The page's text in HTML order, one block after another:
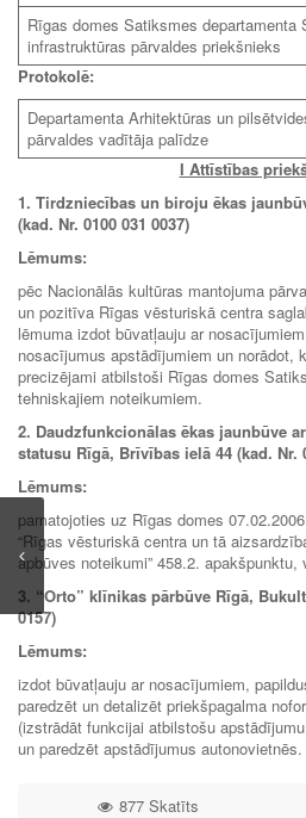
Rīgas domes Satiksmes departamenta
infrastruktūras pārvaldes priekšnieks
Protokolē:
Departamenta Arhitektūras un
pārvaldes vadītāja palīdze
I Attīstības
1. Tirdzniecības un biroju ēkas
(kad. Nr. 0100 031 0037)
Lēmums:
pēc Nacionālās kultūras mantojuma
un pozitīva Rīgas vēsturiskā centra
lēmuma izdot būvatļauju ar
nosacījumus apstādījumiem un norādot,
precizējami atbilstoši Rīgas domes
tehniskajiem noteikumiem.
2. Daudzfunkcionālas ēkas jaunbūve
statusu Rīgā, Brīvības ielā 44 (kad. Nr.
Lēmums:
pamatojoties uz Rīgas domes
“Rīgas vēsturiskā centra un tā
apbūves noteikumi” 458.2.
3. “Orto” klīnikas pārbūve Rīgā,
0157)
Lēmums:
izdot būvatļauju ar nosacījumiem,
paredzēt un detalizēt priekšpagalma
(izstrādāt funkcijai atbilstošu
un paredzēt apstādījumus autonovietnēs.
877 Skatīts